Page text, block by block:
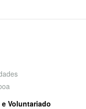
Voluntariado